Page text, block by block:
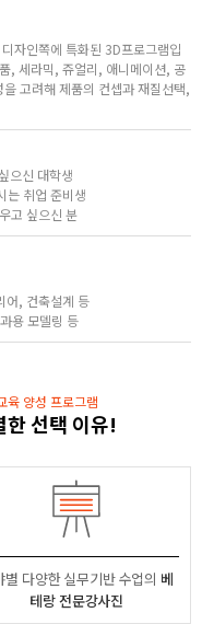
자인쪽에 특화된 3D프로그램입
, 세라믹, 쥬얼리, 애니메이션, 공
고려해 제품의 컨셉과 재질선택,
으신 대학생
는 취업 준비생
고 싶으신 분
어, 건축설계 등
용 모델링 등
육 양성 프로그램
한 선택 이유!
별 다양한 실무기반 수업의 베
테랑 전문강사진